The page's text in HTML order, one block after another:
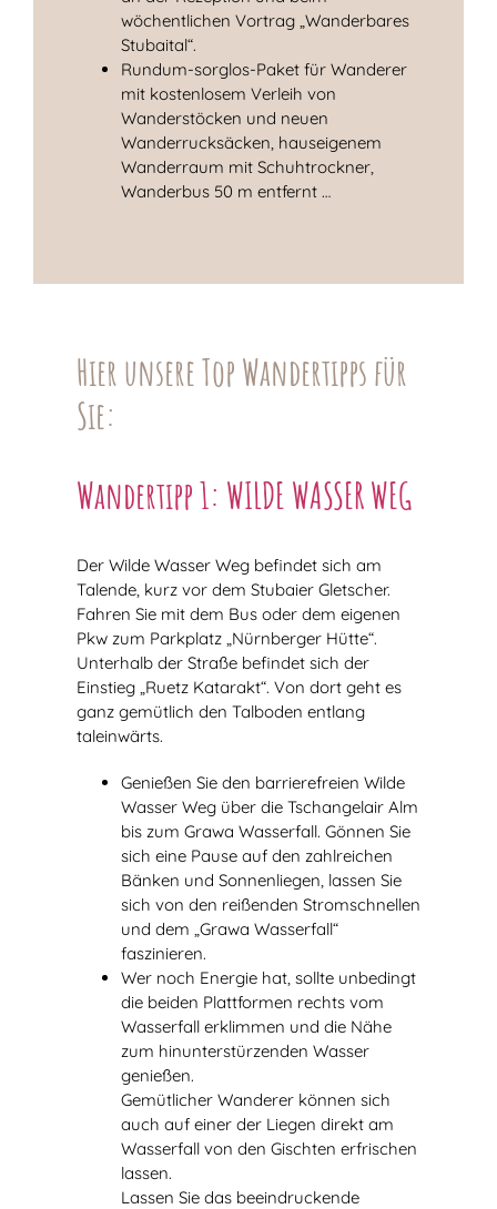
wöchentlichen Vortrag „Wanderbares
Stubaital“.
Rundum-sorglos-Paket für Wanderer
mit kostenlosem Verleih von
Wanderstöcken und neuen
Wanderrucksäcken, hauseigenem
Wanderraum mit Schuhtrockner,
Wanderbus 50 m entfernt …
Hier unsere Top Wandertipps für
Sie:
Wandertipp 1: WILDE WASSER WEG
Der Wilde Wasser Weg befindet sich am
Talende, kurz vor dem Stubaier Gletscher.
Fahren Sie mit dem Bus oder dem eigenen
Pkw zum Parkplatz „Nürnberger Hütte“.
Unterhalb der Straße befindet sich der
Einstieg „Ruetz Katarakt“. Von dort geht es
ganz gemütlich den Talboden entlang
taleinwärts.
Genießen Sie den barrierefreien Wilde
Wasser Weg über die Tschangelair Alm
bis zum Grawa Wasserfall. Gönnen Sie
sich eine Pause auf den zahlreichen
Bänken und Sonnenliegen, lassen Sie
sich von den reißenden Stromschnellen
und dem „Grawa Wasserfall“
faszinieren.
Wer noch Energie hat, sollte unbedingt
die beiden Plattformen rechts vom
Wasserfall erklimmen und die Nähe
zum hinunterstürzenden Wasser
genießen.
Gemütlicher Wanderer können sich
auch auf einer der Liegen direkt am
Wasserfall von den Gischten erfrischen
lassen.
Lassen Sie das beeindruckende